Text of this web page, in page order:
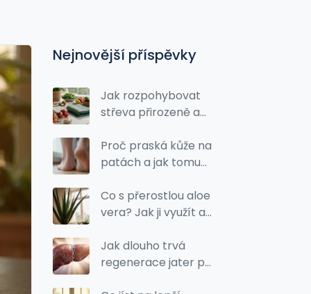
Nejnovější příspěvky
Jak rozpohybovat
střeva přirozeně a
Proč praská kůže na
patách a jak tomu
Co s přerostlou aloe
vera? Jak ji využít a
Jak dlouho trvá
regenerace jater po